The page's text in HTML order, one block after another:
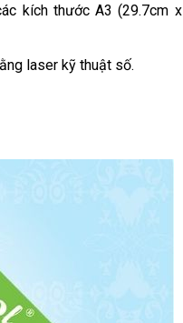
kích thước A3 (29.7cm x
laser kỹ thuật số.